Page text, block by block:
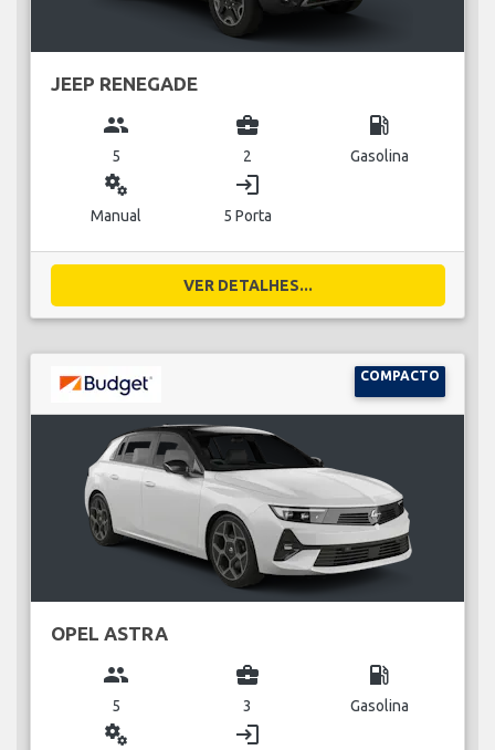
JEEP RENEGADE
group
5
business_center
2
local_gas_station
Gasolina
miscellaneous_services
Manual
login
5 Porta
VER DETALHES...
COMPACTO
OPEL ASTRA
group
5
business_center
3
local_gas_station
Gasolina
miscellaneous_services login